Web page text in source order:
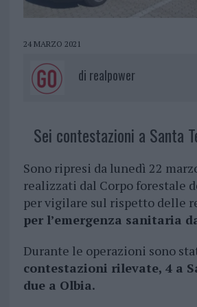
24 MARZO 2021
di realpower
Sei contestazioni a Santa
Sono ripresi da lunedì 22
realizzati dal Corpo forestale
per vigilare sul rispetto delle
per l’emergenza sanitaria
Durante le operazioni sono
contestazioni rilevate, 4 a
due a Olbia.